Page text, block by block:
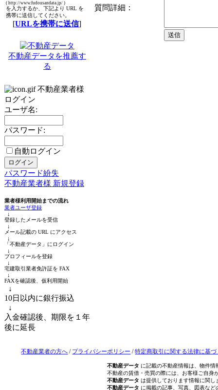
( http://www.fudousandata.jp/ )
を入力するか、下記より URL を
携帯に送信してください。
[URLを携帯に送信]
不動産データを推薦す
る
不動産業者様
ログイン
ユーザ名:
パスワード:
自動ログイン
パスワード紛失
不動産業者様 新規登録
業者様利用開始までの流れ
業者ユーザ登録
↓
登録したメールを受信
↓
メール記載の URL にアクセス
↓
「不動産データ」にログイン
↓
プロフィールを登録
↓
宅建取引業者免許証を FAX
↓
FAXを確認後、仮利用開始
↓
10日以内に銀行振込
↓
入金確認後、期限を１年
後に延長
質問詳細：
不動産業者の方へ / プライバシーポリシー /特定商取引に関する法律に基
不動産データ に記載の不動産情報は、物件
不動産の賃借・売買の際には、お客様ご自身
不動産データ は提供しております情報に関し
不動産データ に掲載の記事、写真、図表な